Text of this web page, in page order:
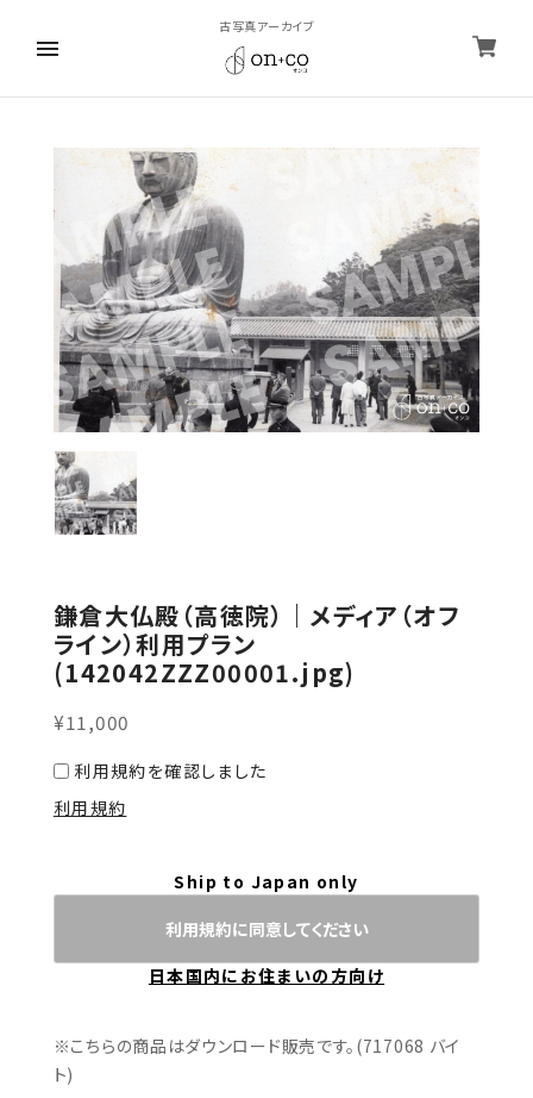
古写真アーカイブ
鎌倉大仏殿（高徳院）｜メディア（オフ
ライン）利用プラン
(142042ZZZ00001.jpg)
¥11,000
利用規約を確認しました
利用規約
Ship to Japan only
利用規約に同意してください
日本国内にお住まいの方向け
※こちらの商品はダウンロード販売です。(717068 バイ
ト)